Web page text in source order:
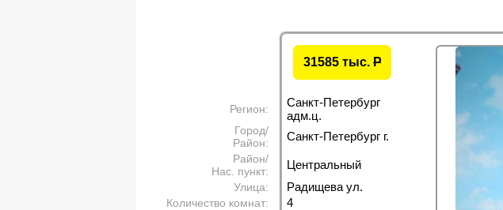
31585 тыс. P
Регион:
Санкт-Петербург
адм.ц.
Город/
Район:
Санкт-Петербург г.
Район/
Нас. пункт:
Центральный
Улица: Радищева ул.
Количество комнат: 4